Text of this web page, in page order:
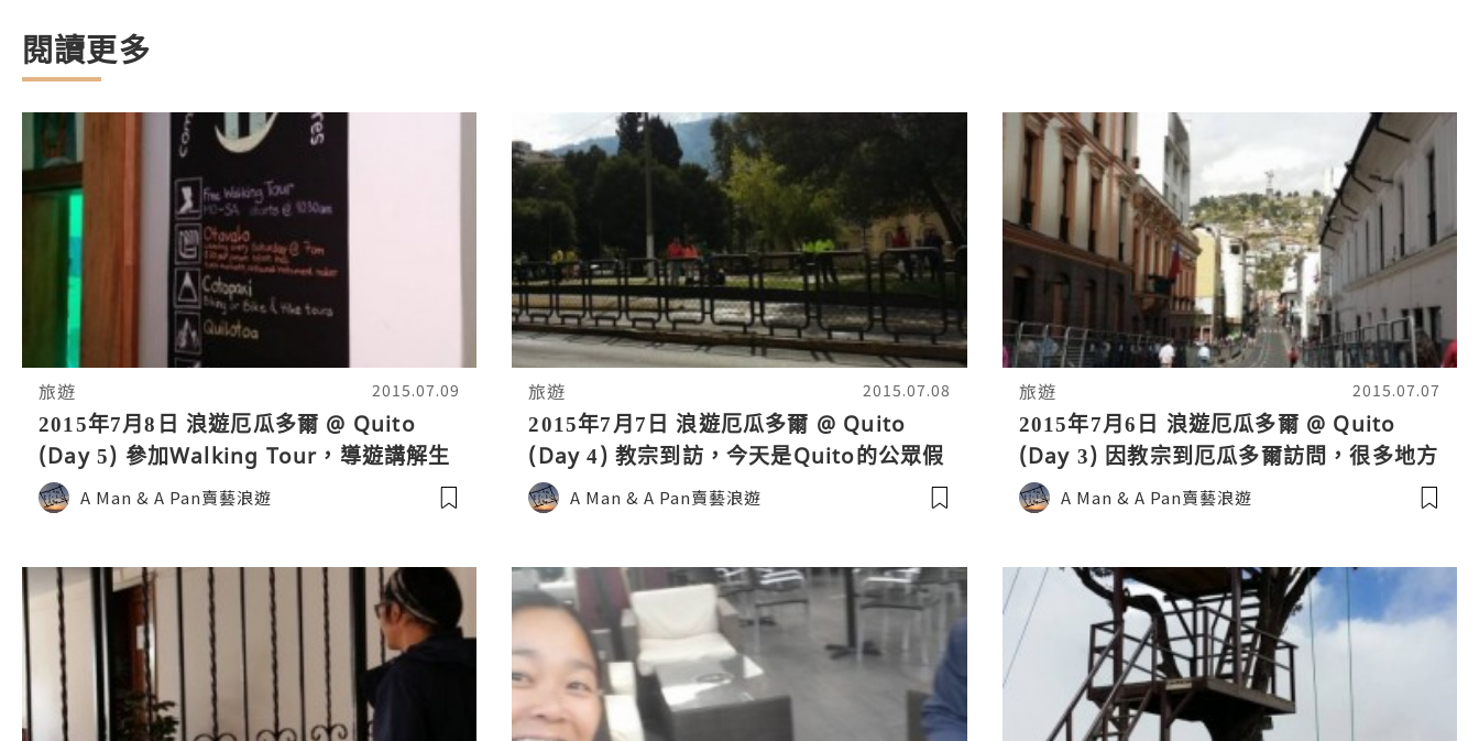
閱讀更多
旅遊 2015.07.09
2015年7月8日 浪遊厄瓜多爾 @ Quito
(Day 5) 參加Walking Tour，導遊講解生
動，對Quito又多一點了解！
A Man & A Pan賣藝浪遊
旅遊 2015.07.08
2015年7月7日 浪遊厄瓜多爾 @ Quito
(Day 4) 教宗到訪，今天是Quito的公眾假
期，什麼都做不了，只好留在Hostel睇電
影！
A Man & A Pan賣藝浪遊
旅遊 2015.07.07
2015年7月6日 浪遊厄瓜多爾 @ Quito
(Day 3) 因教宗到厄瓜多爾訪問，很多地方
關閉，突然改變行程上山頂看風雲色變！
A Man & A Pan賣藝浪遊